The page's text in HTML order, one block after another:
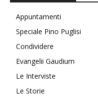
Appuntamenti
Speciale Pino Puglisi
Condividere
Evangelii Gaudium
Le Interviste
Le Storie